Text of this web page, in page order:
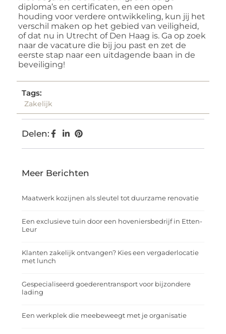
diploma’s en certificaten, en een open
houding voor verdere ontwikkeling, kun jij het
verschil maken op het gebied van veiligheid,
of dat nu in Utrecht of Den Haag is. Ga op zoek
naar de vacature die bij jou past en zet de
eerste stap naar een uitdagende baan in de
beveiliging!
Tags:
Zakelijk
Delen:
Meer Berichten
Maatwerk kozijnen als sleutel tot duurzame renovatie
Een exclusieve tuin door een hoveniersbedrijf in Etten-
Leur
Klanten zakelijk ontvangen? Kies een vergaderlocatie
met lunch
Gespecialiseerd goederentransport voor bijzondere
lading
Een werkplek die meebeweegt met je organisatie